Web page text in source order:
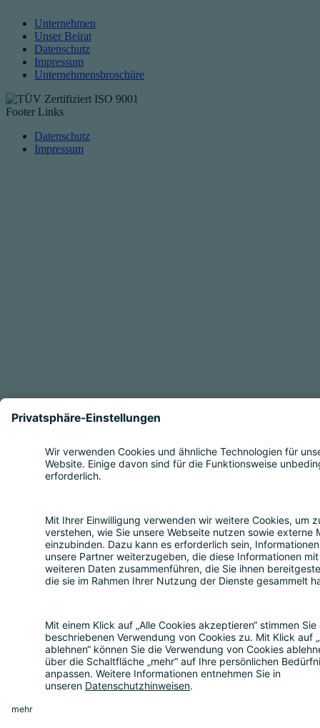
Unternehmen
Unser Beirat
Datenschutz
Impressum
Unternehmensbroschüre
Footer Links
Datenschutz
Impressum